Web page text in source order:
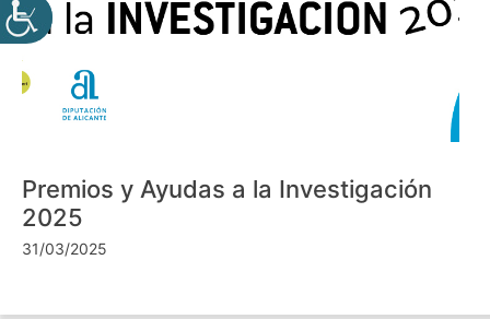
Premios y Ayudas a la Investigación
2025
31/03/2025